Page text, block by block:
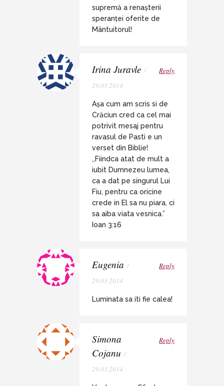
supremă a renașterii
speranței oferite de
Mântuitorul!
Irina Juravle /
29.03.2014
Reply
Așa cum am scris si de
Crăciun cred ca cel mai
potrivit mesaj pentru
ravasul de Pasti e un
verset din Biblie!
,,Fiindca atat de mult a
iubit Dumnezeu lumea,
ca a dat pe singurul Lui
Fiu, pentru ca oricine
crede in El sa nu piara, ci
sa aiba viata vesnica.”
Ioan 3:16
Eugenia /
29.03.2014
Reply
Luminata sa iti fie calea!
Simona
Cojanu /
29.03.2014
Reply